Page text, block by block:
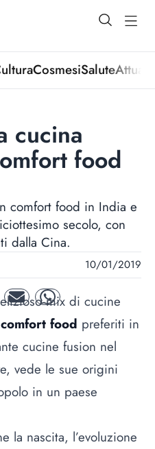
open
CosmesiSalute
cucina
food
comfort food in India e
secolo, con
dalla Cina.
10/01/2019
mail whatsapp
mix di cucine
comfort food preferiti in
cucine fusion nel
vede le sue origini
in un paese
la nascita, l’evoluzione